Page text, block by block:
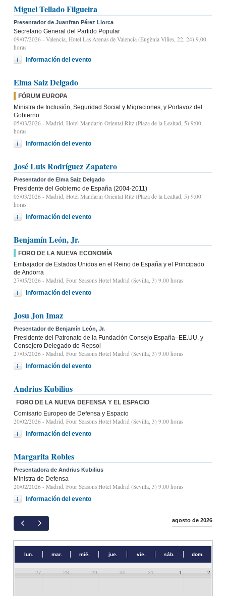
Miguel Tellado Filgueira
Presentador de Juanfran Pérez Llorca
Secretario General del Partido Popular
09/07/2026 - Valencia, Hotel Las Arenas de Valencia (Eugènia Viñes, 22, 24) 9.00
horas
Información del evento
Elma Saiz Delgado
FÓRUM EUROPA
Ministra de Inclusión, Seguridad Social y Migraciones, y Portavoz del
Gobierno
05/03/2026 - Madrid, Hotel Mandarin Oriental Ritz (Plaza de la Lealtad, 5) 9:00
horas
Información del evento
José Luis Rodríguez Zapatero
Presentador de Elma Saiz Delgado
Presidente del Gobierno de España (2004-2011)
05/03/2026 - Madrid, Hotel Mandarin Oriental Ritz (Plaza de la Lealtad, 5) 9:00
horas
Información del evento
Benjamín León, Jr.
FORO DE LA NUEVA ECONOMÍA
Embajador de Estados Unidos en el Reino de España y el Principado
de Andorra
27/05/2026 - Madrid, Four Seasons Hotel Madrid (Sevilla, 3) 9.00 horas
Información del evento
Josu Jon Imaz
Presentador de Benjamín León, Jr.
Presidente del Patronato de la Fundación Consejo España–EE.UU. y
Consejero Delegado de Repsol
27/05/2026 - Madrid, Four Seasons Hotel Madrid (Sevilla, 3) 9.00 horas
Información del evento
Andrius Kubilius
FORO DE LA NUEVA DEFENSA Y EL ESPACIO
Comisario Europeo de Defensa y Espacio
20/02/2026 - Madrid, Four Seasons Hotel Madrid (Sevilla, 3) 9:00 horas
Información del evento
Margarita Robles
Presentadora de Andrius Kubilius
Ministra de Defensa
20/02/2026 - Madrid, Four Seasons Hotel Madrid (Sevilla, 3) 9:00 horas
Información del evento
agosto de 2026
lun. mar. mié. jue. vie. sáb. dom.
27 28 29 30 31 1 2